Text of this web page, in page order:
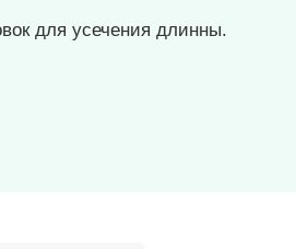
для усечения длинны.